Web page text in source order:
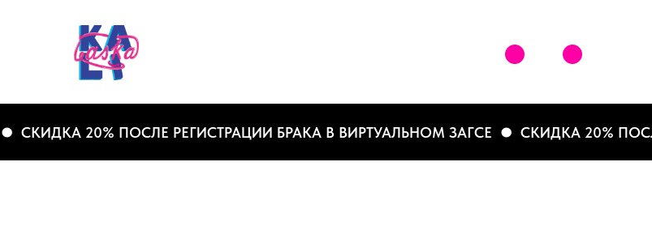
СКИДКА 20% ПОСЛЕ РЕГИСТРАЦИИ БРАКА В ВИРТУАЛЬНОМ ЗАГСЕ СКИДКА 20% ПОСЛЕ